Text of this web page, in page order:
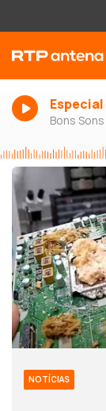
Especial
Bons
NOTÍCIAS